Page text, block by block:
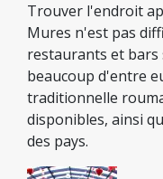
Trouver l'endroit
Mures n'est pas
restaurants et bars
beaucoup d'entre
traditionnelle
disponibles, ainsi
des pays.